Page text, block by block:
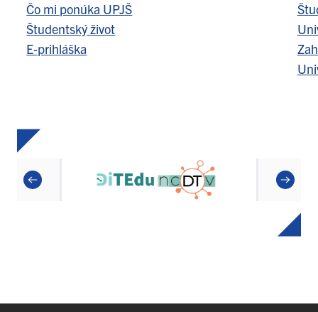
Čo mi ponúka UPJŠ
Študentský život
E-prihláška